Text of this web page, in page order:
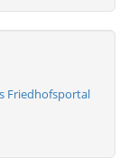
Friedhofsportal